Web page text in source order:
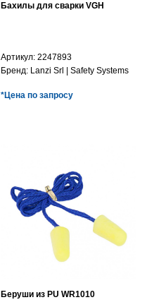
Бахилы для сварки VGH
Артикул: 2247893
Бренд: Lanzi Srl | Safety Systems
*Цена по запросу
Беруши из PU WR1010